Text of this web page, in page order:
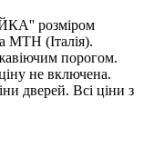
розміром
(Італія).
порогом.
не включена.
дверей. Всі ціни з